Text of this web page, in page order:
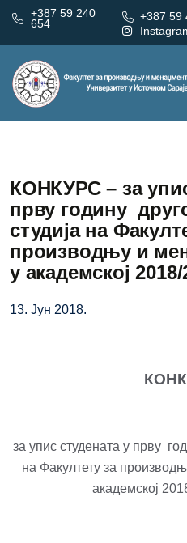
+387 59 240
654
+387 59
КОНКУРС – за
прву годину
студија на
производњу и
у академској
13. Јун 2018.
за упис студената у прву
на Факултету за
академској